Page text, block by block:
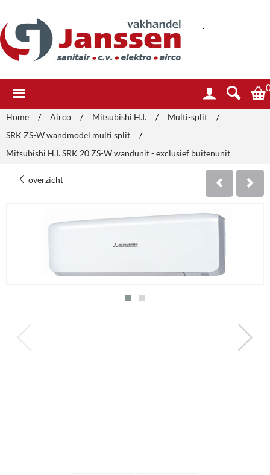
.
Home / Airco / Mitsubishi H.I. / Multi-split
/
SRK ZS-W wandmodel multi split
/
Mitsubishi H.I. SRK 20 ZS-W wandunit - exclusief buitenunit
overzicht